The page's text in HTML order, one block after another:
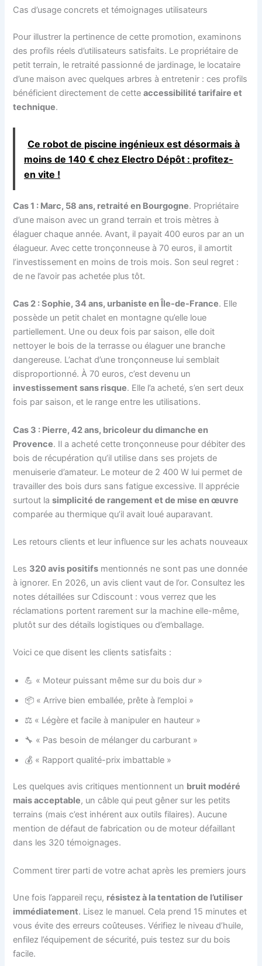
Cas d’usage concrets et témoignages utilisateurs
Pour illustrer la pertinence de cette promotion, examinons
des profils réels d’utilisateurs satisfaits. Le propriétaire de
petit terrain, le retraité passionné de jardinage, le locataire
d’une maison avec quelques arbres à entretenir : ces profils
bénéficient directement de cetteaccessibilité tarifaire et
technique.
Ce robot de piscine ingénieux est désormais à
moins de 140 € chez Electro Dépôt : profitez-
en vite !
Cas 1 : Marc, 58 ans, retraité en Bourgogne. Propriétaire
d’une maison avec un grand terrain et trois mètres à
élaguer chaque année. Avant, il payait 400 euros par an un
élagueur. Avec cette tronçonneuse à 70 euros, il amortit
l’investissement en moins de trois mois. Son seul regret :
de ne l’avoir pas achetée plus tôt.
Cas 2 : Sophie, 34 ans, urbaniste en Île-de-France. Elle
possède un petit chalet en montagne qu’elle loue
partiellement. Une ou deux fois par saison, elle doit
nettoyer le bois de la terrasse ou élaguer une branche
dangereuse. L’achat d’une tronçonneuse lui semblait
disproportionné. À 70 euros, c’est devenu un
investissement sans risque. Elle l’a acheté, s’en sert deux
fois par saison, et le range entre les utilisations.
Cas 3 : Pierre, 42 ans, bricoleur du dimanche en
Provence. Il a acheté cette tronçonneuse pour débiter des
bois de récupération qu’il utilise dans ses projets de
menuiserie d’amateur. Le moteur de 2 400 W lui permet de
travailler des bois durs sans fatigue excessive. Il apprécie
surtout lasimplicité de rangement et de mise en œuvre
comparée au thermique qu’il avait loué auparavant.
Les retours clients et leur influence sur les achats nouveaux
Les 320 avis positifs mentionnés ne sont pas une donnée
à ignorer. En 2026, un avis client vaut de l’or. Consultez les
notes détaillées sur Cdiscount : vous verrez que les
réclamations portent rarement sur la machine elle-même,
plutôt sur des détails logistiques ou d’emballage.
Voici ce que disent les clients satisfaits :
💪 « Moteur puissant même sur du bois dur »
📦 « Arrive bien emballée, prête à l’emploi »
⚖️ « Légère et facile à manipuler en hauteur »
🔧 « Pas besoin de mélanger du carburant »
💰 « Rapport qualité-prix imbattable »
Les quelques avis critiques mentionnent un bruit modéré
mais acceptable, un câble qui peut gêner sur les petits
terrains (mais c’est inhérent aux outils filaires). Aucune
mention de défaut de fabrication ou de moteur défaillant
dans les 320 témoignages.
Comment tirer parti de votre achat après les premiers jours
Une fois l’appareil reçu, résistez à la tentation de l’utiliser
immédiatement. Lisez le manuel. Cela prend 15 minutes et
vous évite des erreurs coûteuses. Vérifiez le niveau d’huile,
enfilez l’équipement de sécurité, puis testez sur du bois
facile.